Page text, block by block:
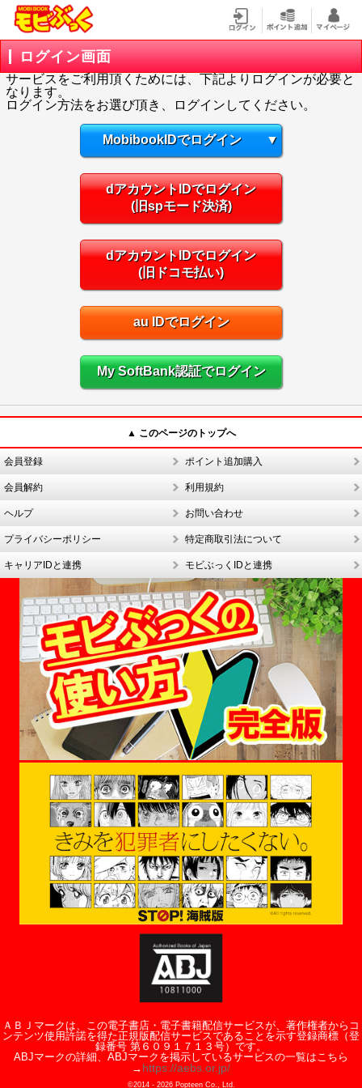
ログイン画面
サービスをご利用頂くためには、下記よりログインが必要と
なります。
ログイン方法をお選び頂き、ログインしてください。
MobibookIDでログイン ▼
dアカウントIDでログイン
(旧spモード決済)
dアカウントIDでログイン
(旧ドコモ払い)
au IDでログイン
My SoftBank認証でログイン
▲ このページのトップへ
会員登録 ポイント追加購入
会員解約 利用規約
ヘルプ お問い合わせ
プライバシーポリシー 特定商取引法について
キャリアIDと連携 モビぶっくIDと連携
ＡＢＪマークは、この電子書店・電子書籍配信サービスが、著作権者からコ
ンテンツ使用許諾を得た正規版配信サービスであることを示す登録商標（登
録番号 第６０９１７１３号）です。
ABJマークの詳細、ABJマークを掲示しているサービスの一覧はこちら
→ https://aebs.or.jp/
©2014 - 2026Popteen Co., Ltd.